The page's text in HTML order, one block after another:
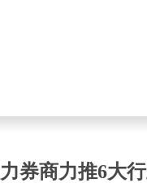
券商力推6大